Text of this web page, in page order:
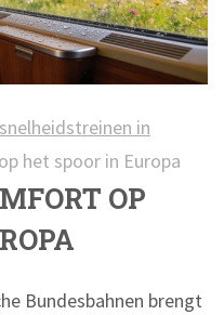
in
het spoor in Europa
OP
Bundesbahnen brengt